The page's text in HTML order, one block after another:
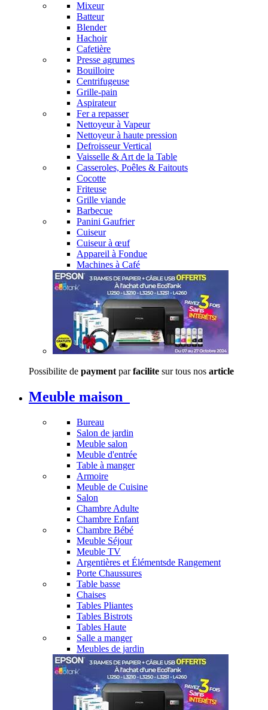
Mixeur
Batteur
Blender
Hachoir
Cafetière
Presse agrumes
Bouilloire
Centrifugeuse
Grille-pain
Aspirateur
Fer a repasser
Nettoyeur à Vapeur
Nettoyeur à haute pression
Defroisseur Vertical
Vaisselle & Art de la Table
Casseroles, Poêles & Faitouts
Cocotte
Friteuse
Grille viande
Barbecue
Panini Gaufrier
Cuiseur
Cuiseur à œuf
Appareil à Fondue
Machines à Café
Possibilite de payment parfacilite sur tous nos article
Meuble maison
Bureau
Salon de jardin
Meuble salon
Meuble d'entrée
Table à manger
Armoire
Meuble de Cuisine
Salon
Chambre Adulte
Chambre Enfant
Chambre Bébé
Meuble Séjour
Meuble TV
Argentières et Élémentsde Rangement
Porte Chaussures
Table basse
Chaises
Tables Pliantes
Tables Bistrots
Tables Haute
Salle a manger
Meubles de jardin